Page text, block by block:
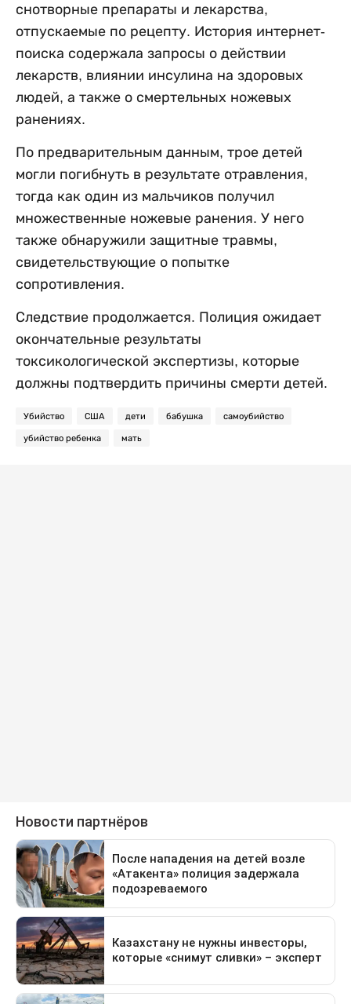
снотворные препараты и лекарства,
отпускаемые по рецепту. История интернет-
поиска содержала запросы о действии
лекарств, влиянии инсулина на здоровых
людей, а также о смертельных ножевых
ранениях.
По предварительным данным, трое детей
могли погибнуть в результате отравления,
тогда как один из мальчиков получил
множественные ножевые ранения. У него
также обнаружили защитные травмы,
свидетельствующие о попытке
сопротивления.
Следствие продолжается. Полиция ожидает
окончательные результаты
токсикологической экспертизы, которые
должны подтвердить причины смерти детей.
Убийство США дети бабушка самоубийство
убийство ребенка мать